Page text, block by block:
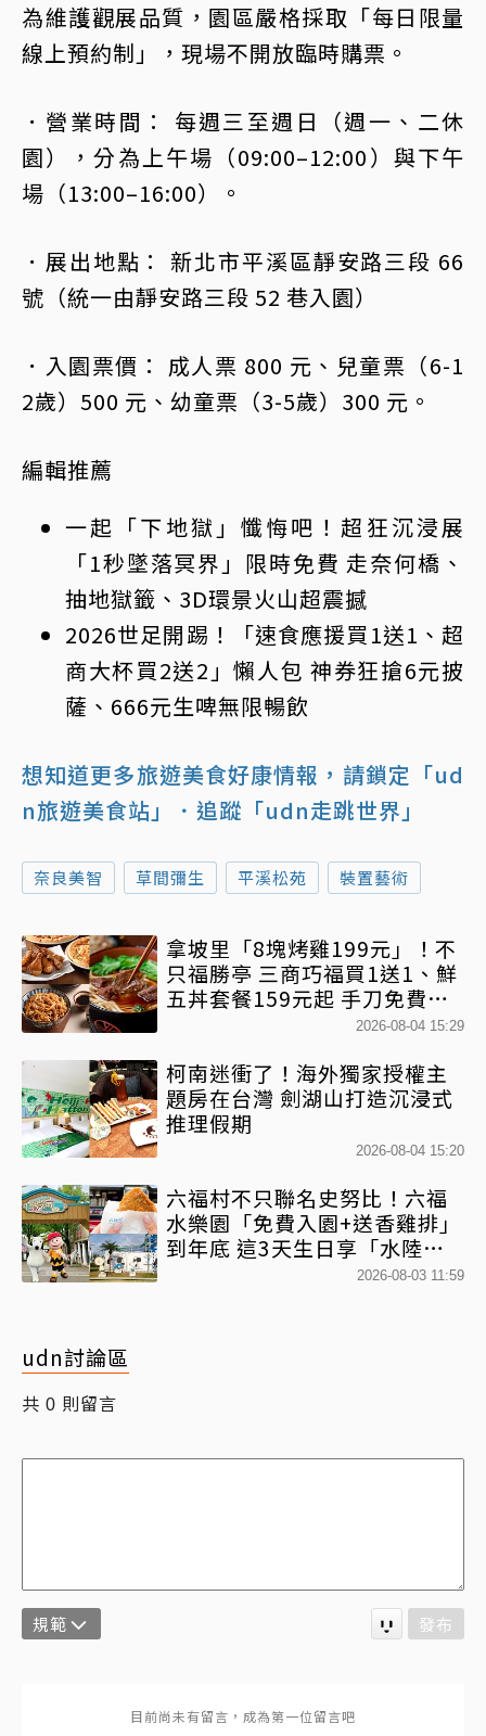
為維護觀展品質，園區嚴格採取「每日限量
線上預約制」，現場不開放臨時購票。
．營業時間： 每週三至週日（週一、二休
園），分為上午場（09:00–12:00）與下午
場（13:00–16:00）。
．展出地點： 新北市平溪區靜安路三段 66
號（統一由靜安路三段 52 巷入園）
．入園票價： 成人票 800 元、兒童票（6-1
2歲）500 元、幼童票（3-5歲）300 元。
編輯推薦
一起「下地獄」懺悔吧！超狂沉浸展
「1秒墜落冥界」限時免費 走奈何橋、
抽地獄籤、3D環景火山超震撼
2026世足開踢！「速食應援買1送1、超
商大杯買2送2」懶人包 神券狂搶6元披
薩、666元生啤無限暢飲
想知道更多旅遊美食好康情報，請鎖定「ud
n旅遊美食站」
．追蹤「udn走跳世界」
奈良美智 草間彌生 平溪松苑 裝置藝術
拿坡里「8塊烤雞199元」！不
只福勝亭 三商巧福買1送1、鮮
五丼套餐159元起 手刀免費領
2026-08-04 15:29
柯南迷衝了！海外獨家授權主
題房在台灣 劍湖山打造沉浸式
推理假期
2026-08-04 15:20
六福村不只聯名史努比！六福
水樂園「免費入園+送香雞排」
到年底 這3天生日享「水陸雙
2026-08-03 11:59
udn討論區
共 0 則留言
規範 發布